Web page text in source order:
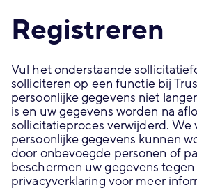
Registreren
Vul het onderstaande
solliciteren op een functie bij
persoonlijke gegevens niet
is en uw gegevens worden na
sollicitatieproces verwijderd. We
persoonlijke gegevens kunnen
door onbevoegde personen of
beschermen uw gegevens tegen
privacyverklaring voor meer